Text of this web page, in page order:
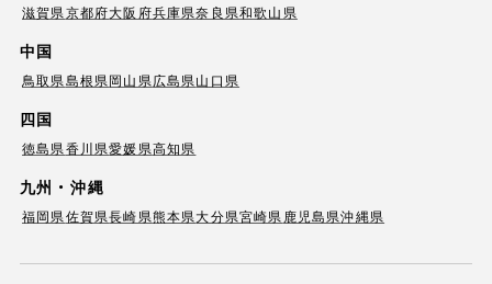
滋賀県京都府大阪府兵庫県奈良県和歌山県
中国
鳥取県島根県岡山県広島県山口県
四国
徳島県香川県愛媛県高知県
九州・沖縄
福岡県佐賀県長崎県熊本県大分県宮崎県 鹿児島県沖縄県